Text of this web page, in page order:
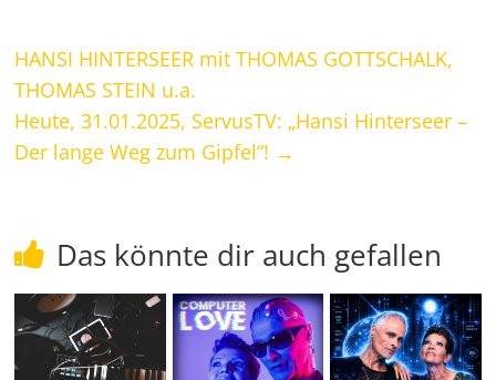
HANSI HINTERSEER mit THOMAS GOTTSCHALK,
THOMAS STEIN u.a.
Heute, 31.01.2025, ServusTV: „Hansi Hinterseer –
Der lange Weg zum Gipfel“! →
Das könnte dir auch gefallen